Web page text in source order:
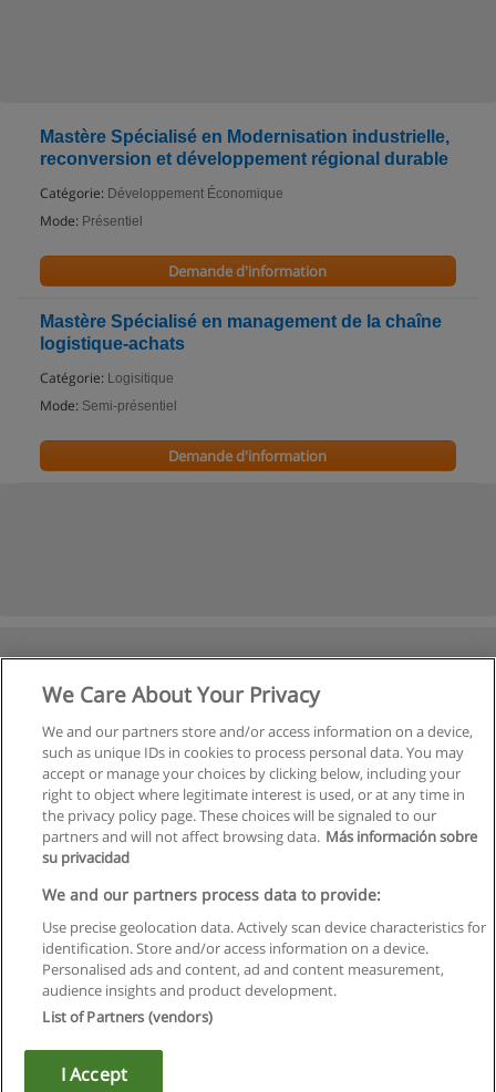
Mastère Spécialisé en Modernisation industrielle,
reconversion et développement régional durable
Catégorie: Développement Économique
Mode: Présentiel
Demande d'information
Mastère Spécialisé en management de la chaîne
logistique-achats
Catégorie: Logisitique
Mode: Semi-présentiel
Demande d'information
Règles d'utilisation
Confidentialité des données
Contacter Educaedu
Copyright © Educaedu Business S.L. - CIF : B-95610580: -
We Care About Your Privacy
We and our partners store and/or access information on a device,
such as unique IDs in cookies to process personal data. You may
accept or manage your choices by clicking below, including your
right to object where legitimate interest is used, or at any time in
the privacy policy page. These choices will be signaled to our
partners and will not affect browsing data. Más información sobre
su privacidad
We and our partners process data to provide:
Use precise geolocation data. Actively scan device characteristics for
identification. Store and/or access information on a device.
Personalised ads and content, ad and content measurement,
audience insights and product development.
List of Partners (vendors)
I Accept